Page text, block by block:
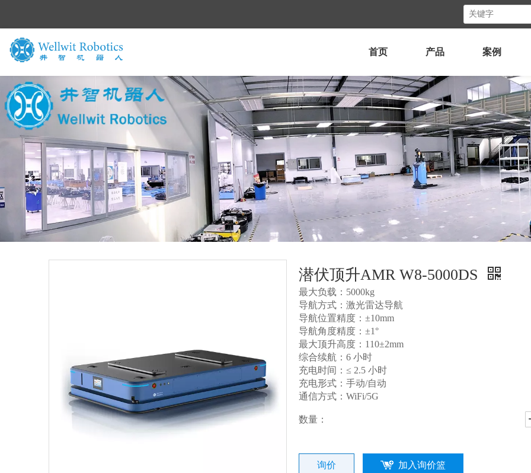
首页 产品 案例
潜伏顶升AMR W8-5000DS
最大负载 ：5000kg
导航方式 ： 激光雷达导航
导航位置精度 ：±10mm
导航角度精度 ：±1°
最大顶升高度 ：110±2mm
综合续航 ：6 小时
充电时间：≤ 2.5 小时
充电形式 ：手动/自动
通信方式：WiFi/5G
数量：
询价 加入询价篮